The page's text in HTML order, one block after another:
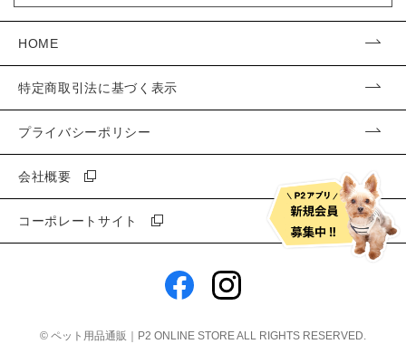
HOME
特定商取引法に基づく表示
プライバシーポリシー
会社概要
コーポレートサイト
© ペット用品通販｜P2 ONLINE STOREALL RIGHTS RESERVED.